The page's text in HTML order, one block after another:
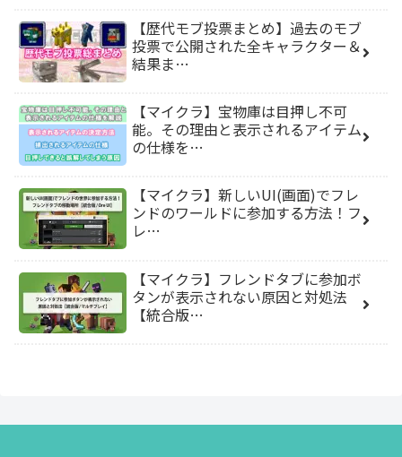
【歴代モブ投票まとめ】過去のモブ
投票で公開された全キャラクター＆
結果ま…
【マイクラ】宝物庫は目押し不可
能。その理由と表示されるアイテム
の仕様を…
【マイクラ】新しいUI(画面)でフレ
ンドのワールドに参加する方法！フ
レ…
【マイクラ】フレンドタブに参加ボ
タンが表示されない原因と対処法
【統合版…